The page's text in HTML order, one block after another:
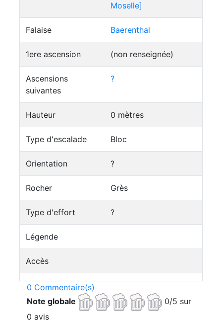
Moselle]
Falaise Baerenthal
1ere ascension (non renseignée)
Ascensions
suivantes
?
Hauteur 0 mètres
Type d'escalade Bloc
Orientation ?
Rocher Grès
Type d'effort ?
Légende
Accès
0 Commentaire(s)
Note globale
0/5 sur
0 avis